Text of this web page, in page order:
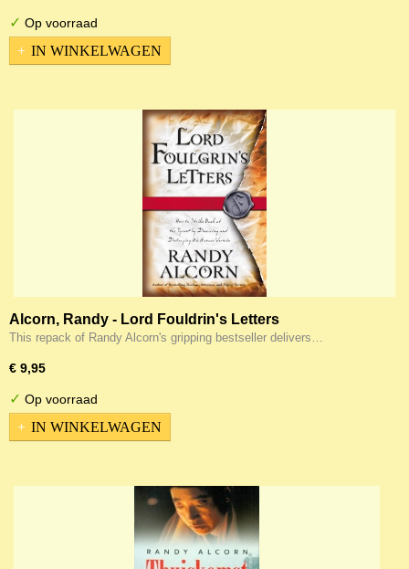
✓ Op voorraad
IN WINKELWAGEN
Alcorn, Randy - Lord Fouldrin's Letters
This repack of Randy Alcorn's gripping bestseller delivers…
€ 9,95
✓ Op voorraad
IN WINKELWAGEN